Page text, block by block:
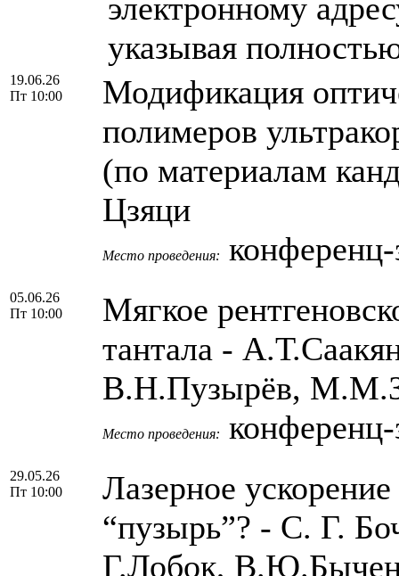
электронному
указывая
19.06.26
Пт 10:00
Модификация
полимеров
(по материалам
Цзяци
Место проведения:
05.06.26
Пт 10:00
Мягкое
тантала -
В.Н.Пузырёв,
Место проведения:
29.05.26
Пт 10:00
Лазерное
“пузырь”? - С. Г.
Г.Лобок,